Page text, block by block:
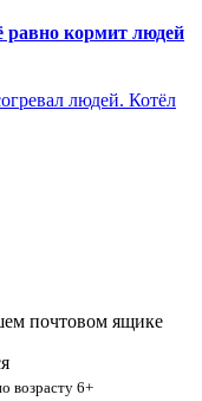
равно кормит людей
людей. Котёл
почтовом ящике
возрасту 6+